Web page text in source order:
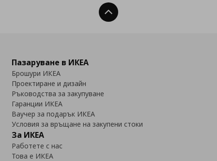
Нагоре
Пазаруване в ИКЕА
Брошури ИКЕА
Проектиране и дизайн
Ръководства за закупуване
Гаранции ИКЕА
Ваучер за подарък ИКЕА
Условия за връщане на закупени стоки
За ИКЕА
Работете с нас
Това е ИКЕА